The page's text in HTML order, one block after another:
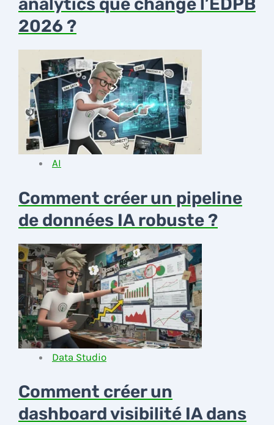
analytics que change l’EDPB
2026 ?
AI
Comment créer un pipeline
de données IA robuste ?
Data Studio
Comment créer un
dashboard visibilité IA dans